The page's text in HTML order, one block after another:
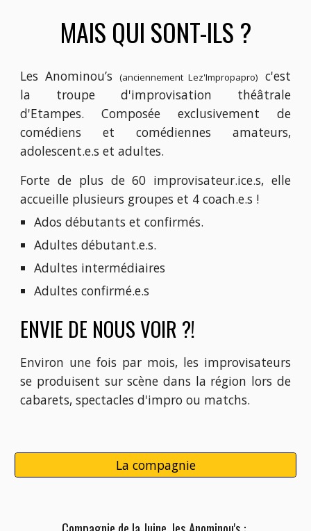
MAIS QUI SONT-ILS ?
Les Anominou’s (anciennement Lez'Impropapro)
c'est
la troupe d'improvisation théâtrale
d'Etampes. Composée exclusivement de
comédiens et comédiennes amateurs,
adolescent.e.s et adultes.
Forte de plus de 60 improvisateur.ice.s, elle
accueille plusieurs groupes et 4 coach.e.s !
Ados débutants et confirmés.
Adultes débutant.e.s.
Adultes intermédiaires
Adultes confirmé.e.s
ENVIE DE NOUS VOIR ?!
Environ une fois par mois, les improvisateurs
se produisent sur scène dans la région lors de
cabarets, spectacles d'impro ou matchs.
La compagnie